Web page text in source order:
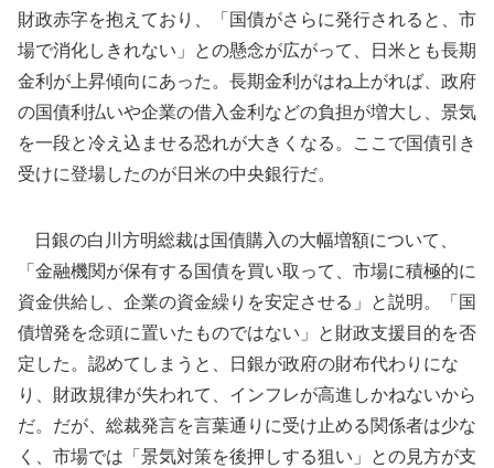
財政赤字を抱えており、「国債がさらに発行されると、市
場で消化しきれない」との懸念が広がって、日米とも長期
金利が上昇傾向にあった。長期金利がはね上がれば、政府
の国債利払いや企業の借入金利などの負担が増大し、景気
を一段と冷え込ませる恐れが大きくなる。ここで国債引き
受けに登場したのが日米の中央銀行だ。
日銀の白川方明総裁は国債購入の大幅増額について、
「金融機関が保有する国債を買い取って、市場に積極的に
資金供給し、企業の資金繰りを安定させる」と説明。「国
債増発を念頭に置いたものではない」と財政支援目的を否
定した。認めてしまうと、日銀が政府の財布代わりにな
り、財政規律が失われて、インフレが高進しかねないから
だ。だが、総裁発言を言葉通りに受け止める関係者は少な
く、市場では「景気対策を後押しする狙い」との見方が支